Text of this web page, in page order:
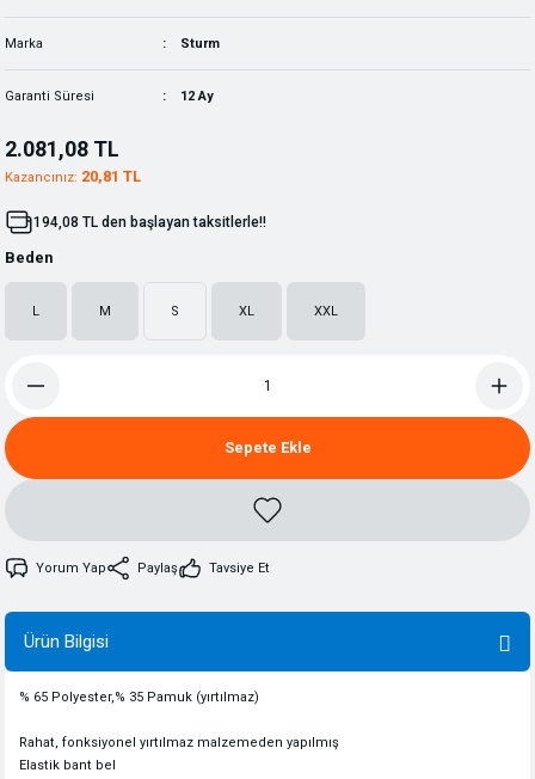
Marka Sturm
Garanti Süresi 12 Ay
2.081,08 TL
Kazancınız: 20,81 TL
194,08 TL den başlayan taksitlerle!!
Beden
L M S XL XXL
Sepete Ekle
Yorum Yap Paylaş Tavsiye Et
Ürün Bilgisi
% 65 Polyester,% 35 Pamuk (yırtılmaz)
Rahat, fonksiyonel yırtılmaz malzemeden yapılmış
Elastik bant bel